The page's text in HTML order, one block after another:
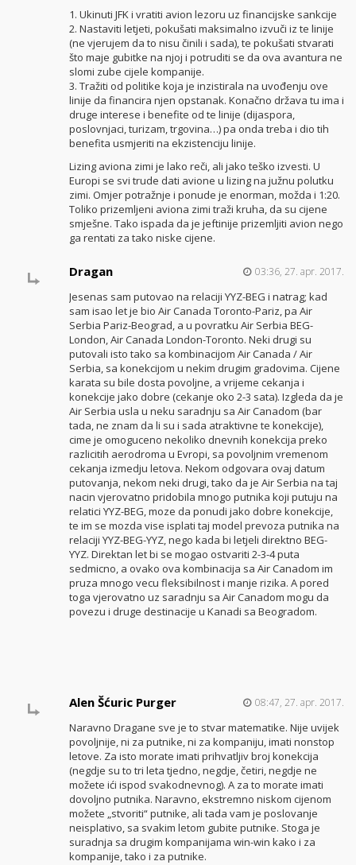
1. Ukinuti JFK i vratiti avion lezoru uz financijske sankcije
2. Nastaviti letjeti, pokušati maksimalno izvuči iz te linije
(ne vjerujem da to nisu činili i sada), te pokušati stvarati
što maje gubitke na njoj i potruditi se da ova avantura ne
slomi zube cijele kompanije.
3. Tražiti od politike koja je inzistirala na uvođenju ove
linije da financira njen opstanak. Konačno država tu ima i
druge interese i benefite od te linije (dijaspora,
poslovnjaci, turizam, trgovina…) pa onda treba i dio tih
benefita usmjeriti na ekzistenciju linije.
Lizing aviona zimi je lako reči, ali jako teško izvesti. U
Europi se svi trude dati avione u lizing na južnu polutku
zimi. Omjer potražnje i ponude je enorman, možda i 1:20.
Toliko prizemljeni aviona zimi traži kruha, da su cijene
smješne. Tako ispada da je jeftinije prizemljiti avion nego
ga rentati za tako niske cijene.
Dragan 03:36, 27. apr. 2017.
Jesenas sam putovao na relaciji YYZ-BEG i natrag; kad
sam isao let je bio Air Canada Toronto-Pariz, pa Air
Serbia Pariz-Beograd, a u povratku Air Serbia BEG-
London, Air Canada London-Toronto. Neki drugi su
putovali isto tako sa kombinacijom Air Canada / Air
Serbia, sa konekcijom u nekim drugim gradovima. Cijene
karata su bile dosta povoljne, a vrijeme cekanja i
konekcije jako dobre (cekanje oko 2-3 sata). Izgleda da je
Air Serbia usla u neku saradnju sa Air Canadom (bar
tada, ne znam da li su i sada atraktivne te konekcije),
cime je omoguceno nekoliko dnevnih konekcija preko
razlicitih aerodroma u Evropi, sa povoljnim vremenom
cekanja izmedju letova. Nekom odgovara ovaj datum
putovanja, nekom neki drugi, tako da je Air Serbia na taj
nacin vjerovatno pridobila mnogo putnika koji putuju na
relatici YYZ-BEG, moze da ponudi jako dobre konekcije,
te im se mozda vise isplati taj model prevoza putnika na
relaciji YYZ-BEG-YYZ, nego kada bi letjeli direktno BEG-
YYZ. Direktan let bi se mogao ostvariti 2-3-4 puta
sedmicno, a ovako ova kombinacija sa Air Canadom im
pruza mnogo vecu fleksibilnost i manje rizika. A pored
toga vjerovatno uz saradnju sa Air Canadom mogu da
povezu i druge destinacije u Kanadi sa Beogradom.
Alen Šćuric Purger 08:47, 27. apr. 2017.
Naravno Dragane sve je to stvar matematike. Nije uvijek
povoljnije, ni za putnike, ni za kompaniju, imati nonstop
letove. Za isto morate imati prihvatljiv broj konekcija
(negdje su to tri leta tjedno, negdje, četiri, negdje ne
možete ići ispod svakodnevnog). A za to morate imati
dovoljno putnika. Naravno, ekstremno niskom cijenom
možete „stvoriti“ putnike, ali tada vam je poslovanje
neisplativo, sa svakim letom gubite putnike. Stoga je
suradnja sa drugim kompanijama win-win kako i za
kompanije, tako i za putnike.